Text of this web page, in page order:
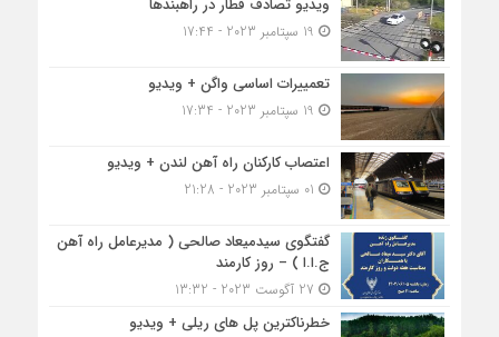
ویدیو تصادف قطار در راهبندها
تعمییرات اساسی واگن + ویدیو
اعتصاب کارکنان راه آهن لندن + ویدیو
گفتگوی سیدمیعاد صالحی ( مدیرعامل راه آهن
ج.ا.ا ) – روز کارمند
خطرناکترین پل های ریلی + ویدیو